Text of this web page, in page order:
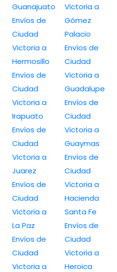
Guanajuato
Envíos de
Ciudad
Victoria a
Hermosillo
Envíos de
Ciudad
Victoria a
Irapuato
Envíos de
Ciudad
Victoria a
Juarez
Envíos de
Ciudad
Victoria a
La Paz
Envíos de
Ciudad
Victoria a
Victoria a
Gómez
Palacio
Envíos de
Ciudad
Victoria a
Guadalupe
Envíos de
Ciudad
Victoria a
Guaymas
Envíos de
Ciudad
Victoria a
Hacienda
Santa Fe
Envíos de
Ciudad
Victoria a
Heroica